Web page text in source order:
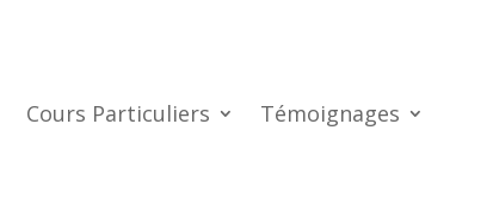
Cours Particuliers
Témoignages